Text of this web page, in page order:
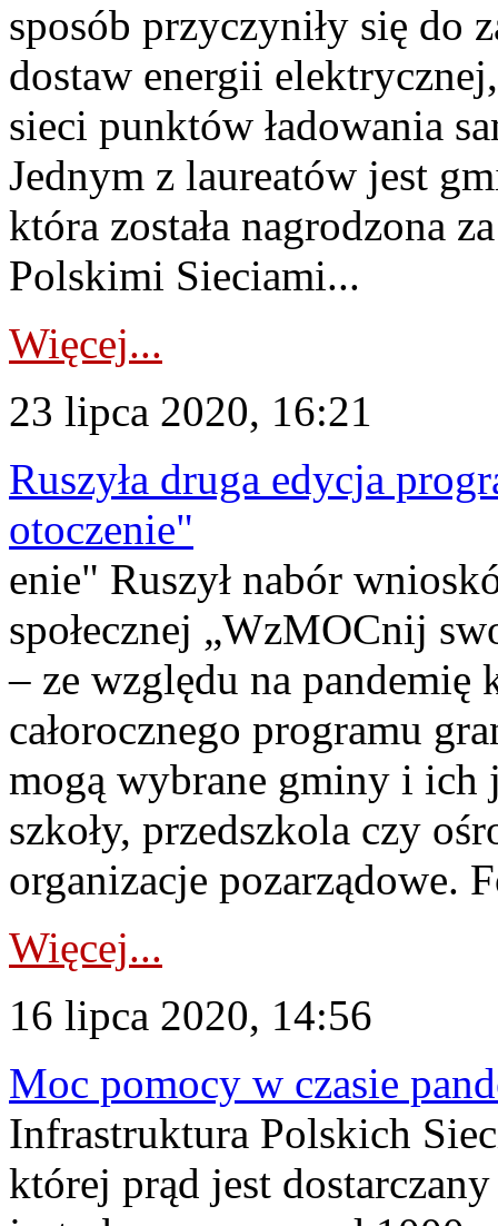
sposób przyczyniły się do
dostaw energii
sieci punktów ładowania
Jednym z laureatów jest
która została nagrodzona
Polskimi Sieciami...
Więcej...
23 lipca 2020, 16:21
Ruszyła druga edycja
otoczenie"
enie" Ruszył nabór
społecznej „WzMOCnij
– ze względu na pandemię
całorocznego programu
mogą wybrane gminy i ich
szkoły, przedszkola czy
organizacje pozarządowe.
Więcej...
16 lipca 2020, 14:56
Moc pomocy w czasie
Infrastruktura Polskich
której prąd jest